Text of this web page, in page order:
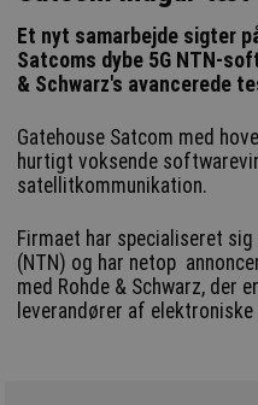
Et nyt samarbejde sigter
Satcoms dybe 5G NTN-
& Schwarz's avancerede
Gatehouse Satcom med
hurtigt voksende
satellitkommunikation.
Firmaet har specialiseret
(NTN) og har netop
med Rohde & Schwarz, der
leverandører af